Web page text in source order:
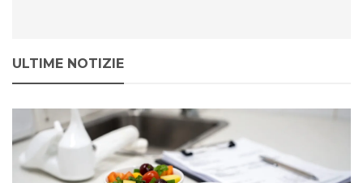
ULTIME NOTIZIE